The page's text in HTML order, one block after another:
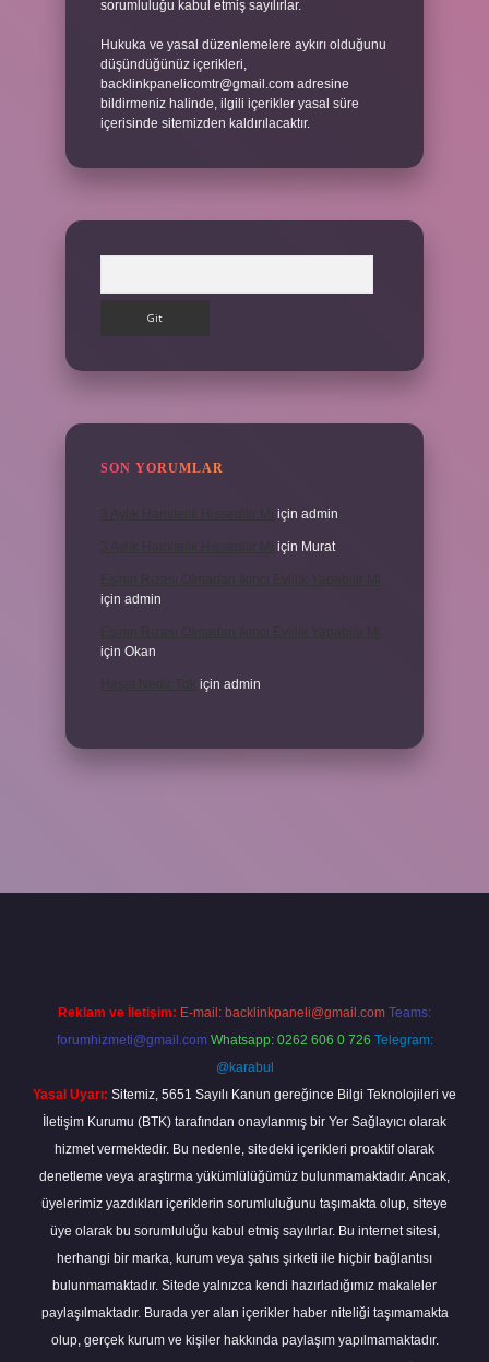
sorumluluğu kabul etmiş sayılırlar.
Hukuka ve yasal düzenlemelere aykırı olduğunu
düşündüğünüz içerikleri,
backlinkpanelicomtr@gmail.com adresine
bildirmeniz halinde, ilgili içerikler yasal süre
içerisinde sitemizden kaldırılacaktır.
SON YORUMLAR
için admin
için Murat
için admin
için Okan
için admin
Reklam ve İletişim: E-mail: backlinkpaneli@gmail.com Teams:
forumhizmeti@gmail.com Whatsapp: 0262 606 0 726 Telegram:
@karabul
Yasal Uyarı: Sitemiz, 5651 Sayılı Kanun gereğince Bilgi Teknolojileri ve
İletişim Kurumu (BTK) tarafından onaylanmış bir Yer Sağlayıcı olarak
hizmet vermektedir. Bu nedenle, sitedeki içerikleri proaktif olarak
denetleme veya araştırma yükümlülüğümüz bulunmamaktadır. Ancak,
üyelerimiz yazdıkları içeriklerin sorumluluğunu taşımakta olup, siteye
üye olarak bu sorumluluğu kabul etmiş sayılırlar. Bu internet sitesi,
herhangi bir marka, kurum veya şahıs şirketi ile hiçbir bağlantısı
bulunmamaktadır. Sitede yalnızca kendi hazırladığımız makaleler
paylaşılmaktadır. Burada yer alan içerikler haber niteliği taşımamakta
olup, gerçek kurum ve kişiler hakkında paylaşım yapılmamaktadır.